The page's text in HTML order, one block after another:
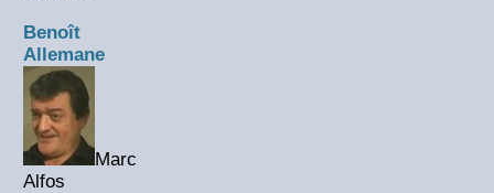
Benoît
Allemane
Marc
Alfos